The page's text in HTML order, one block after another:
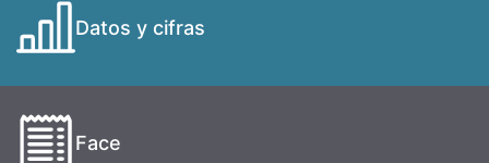
Datos y cifras
Face